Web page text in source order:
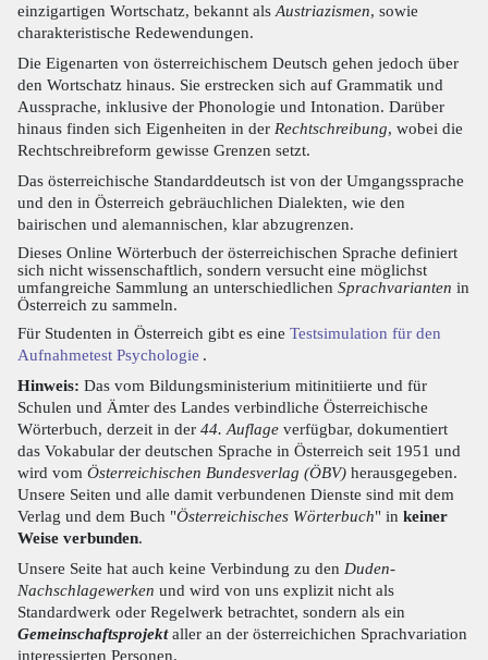
einzigartigen Wortschatz, bekannt alsAustriazismen, sowie
charakteristische Redewendungen.
Die Eigenarten von österreichischem Deutsch gehen jedoch über
den Wortschatz hinaus. Sie erstrecken sich auf Grammatik und
Aussprache, inklusive der Phonologie und Intonation. Darüber
hinaus finden sich Eigenheiten in der Rechtschreibung, wobei die
Rechtschreibreform gewisse Grenzen setzt.
Das österreichische Standarddeutsch ist von der Umgangssprache
und den in Österreich gebräuchlichen Dialekten, wie den
bairischen und alemannischen, klar abzugrenzen.
Dieses Online Wörterbuch der österreichischen Sprache definiert
sich nicht wissenschaftlich, sondern versucht eine möglichst
umfangreiche Sammlung an unterschiedlichen Sprachvarianten in
Österreich zu sammeln.
Für Studenten in Österreich gibt es eine Testsimulation für den
Aufnahmetest Psychologie .
Hinweis: Das vom Bildungsministerium mitinitiierte und für
Schulen und Ämter des Landes verbindliche Österreichische
Wörterbuch, derzeit in der 44. Auflage verfügbar, dokumentiert
das Vokabular der deutschen Sprache in Österreich seit 1951 und
wird vom Österreichischen Bundesverlag (ÖBV) herausgegeben.
Unsere Seiten und alle damit verbundenen Dienste sind mit dem
Verlag und dem Buch "Österreichisches Wörterbuch" in keiner
Weise verbunden.
Unsere Seite hat auch keine Verbindung zu den Duden-
Nachschlagewerken und wird von uns explizit nicht als
Standardwerk oder Regelwerk betrachtet, sondern als ein
Gemeinschaftsprojektaller an der österreichichen Sprachvariation
interessierten Personen.